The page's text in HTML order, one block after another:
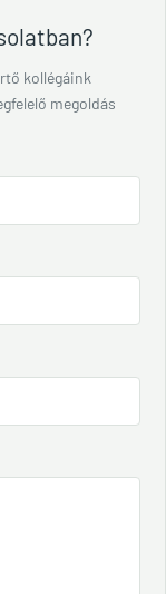
kollégáink
megoldás